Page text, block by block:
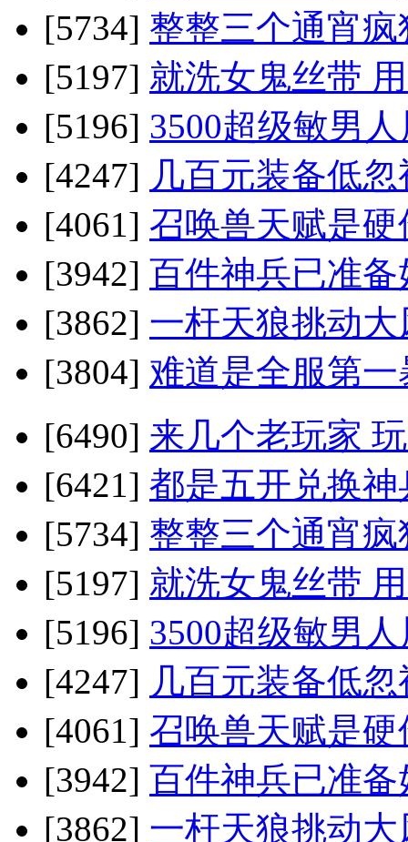
[5734] 整整三个通宵
[5197] 就洗女鬼丝带
[5196] 3500超级敏男
[4247] 几百元装备低
[4061] 召唤兽天赋是
[3942] 百件神兵已准
[3862] 一杆天狼挑动
[3804] 难道是全服第
[6490] 来几个老玩家
[6421] 都是五开兑换
[5734] 整整三个通宵
[5197] 就洗女鬼丝带
[5196] 3500超级敏男
[4247] 几百元装备低
[4061] 召唤兽天赋是
[3942] 百件神兵已准
[3862] 一杆天狼挑动